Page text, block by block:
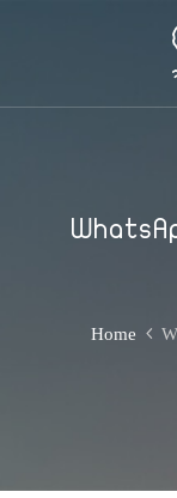
Home